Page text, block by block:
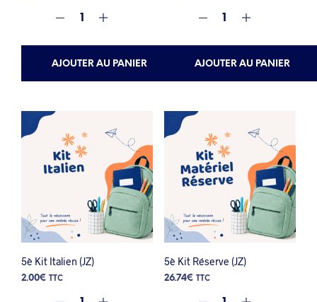
AJOUTER AU PANIER AJOUTER AU PANIER
5è Kit Italien (JZ)
2.00€ TTC
5è Kit Réserve (JZ)
26.74€ TTC